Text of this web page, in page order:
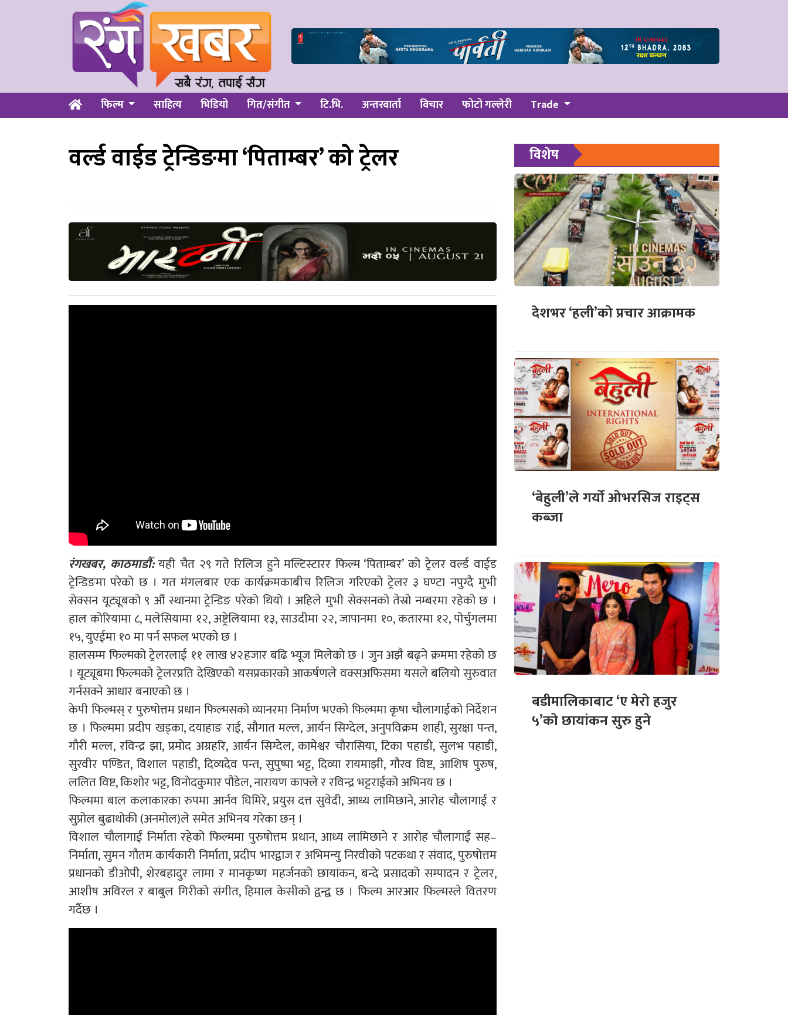
फिल्म साहित्य भिडियो गित/संगीत टि.भि. अन्तरवार्ता विचार फोटो गल्लेरी Trade
वर्ल्ड वाईड ट्रेन्डिङमा ‘पिताम्बर’ को ट्रेलर
रंगखबर, काठमाडौँ: यही चैत २९ गते रिलिज हुने मल्टिस्टारर फिल्म ‘पिताम्बर’ को ट्रेलर वर्ल्ड वाईड
ट्रेन्डिङमा परेको छ । गत मंगलबार एक कार्यक्रमकाबीच रिलिज गरिएको ट्रेलर ३ घण्टा नपुग्दै मुभी
सेक्सन यूट्यूबको ९ औं स्थानमा ट्रेन्डिङ परेको थियो । अहिले मुभी सेक्सनको तेस्रो नम्बरमा रहेको छ ।
हाल कोरियामा ८, मलेसियामा १२, अष्ट्रेलियामा १३, साउदीमा २२, जापानमा १०, कतारमा १२, पोर्चुगलमा
१५, युएईमा १० मा पर्न सफल भएको छ ।
हालसम्म फिल्मको ट्रेलरलाई ११ लाख ४२हजार बढि भ्यूज मिलेको छ । जुन अझै बढ्ने क्रममा रहेको छ
। यूट्यूबमा फिल्मको ट्रेलरप्रति देखिएको यसप्रकारको आकर्षणले वक्सअफिसमा यसले बलियो सुरुवात
गर्नसक्ने आधार बनाएको छ ।
केपी फिल्मस् र पुरुषोत्तम प्रधान फिल्मसको व्यानरमा निर्माण भएको फिल्ममा कृषा चौलागाईंको निर्देशन
छ । फिल्ममा प्रदीप खड्का, दयाहाङ राई, सौगात मल्ल, आर्यन सिग्देल, अनुपविक्रम शाही, सुरक्षा पन्त,
गौरी मल्ल, रविन्द्र झा, प्रमोद अग्रहरि, आर्यन सिग्देल, कामेश्वर चौरासिया, टिका पहाडी, सुलभ पहाडी,
सुरवीर पण्डित, विशाल पहाडी, दिव्यदेव पन्त, सुपुष्पा भट्ट, दिव्या रायमाझी, गौरव विष्ट, आशिष पुरुष,
ललित विष्ट, किशोर भट्ट, विनोदकुमार पौडेल, नारायण काफ्ले र रविन्द्र भट्टराईको अभिनय छ ।
फिल्ममा बाल कलाकारका रुपमा आर्नव घिमिरे, प्रयुस दत्त सुवेदी, आध्य लामिछाने, आरोह चौलागाईं र
सुप्रोल बुढाथोकी (अनमोल)ले समेत अभिनय गरेका छन् ।
विशाल चौलागाईं निर्माता रहेको फिल्ममा पुरुषोत्तम प्रधान, आध्य लामिछाने र आरोह चौलागाईं सह–
निर्माता, सुमन गौतम कार्यकारी निर्माता, प्रदीप भारद्वाज र अभिमन्यु निरवीको पटकथा र संवाद, पुरुषोत्तम
प्रधानको डीओपी, शेरबहादुर लामा र मानकृष्ण महर्जनको छायांकन, बन्दे प्रसादको सम्पादन र ट्रेलर,
आशीष अविरल र बाबुल गिरीको संगीत, हिमाल केसीको द्वन्द्व छ । फिल्म आरआर फिल्मस्ले वितरण
गर्दैछ ।
विशेष
देशभर ‘हली’को प्रचार आक्रामक
‘बेहुली’ले गर्यो ओभरसिज राइट्स
कब्जा
बडीमालिकाबाट ‘ए मेरो हजुर
५’को छायांकन सुरु हुने